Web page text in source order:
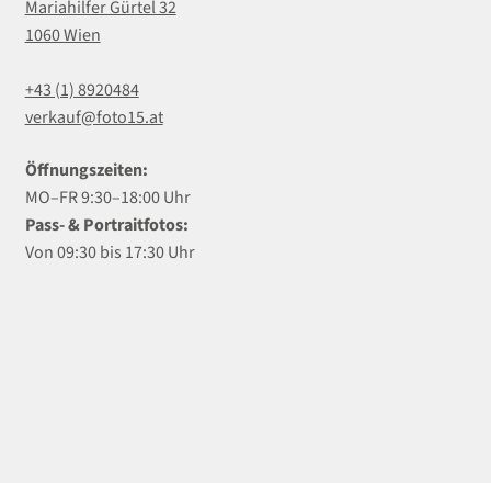
Mariahilfer Gürtel 32
1060 Wien
+43 (1) 8920484
verkauf@foto15.at
Öffnungszeiten:
MO–FR 9:30–18:00 Uhr
Pass- & Portraitfotos:
Von 09:30 bis 17:30 Uhr